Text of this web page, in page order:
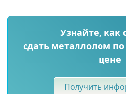
Узнайте, как
сдать металлолом
цене
Получить